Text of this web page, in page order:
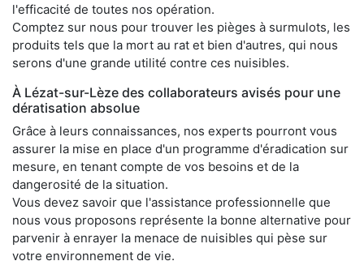
l'efficacité de toutes nos opération.
Comptez sur nous pour trouver les pièges à surmulots, les
produits tels que la mort au rat et bien d'autres, qui nous
serons d'une grande utilité contre ces nuisibles.
À Lézat-sur-Lèze des collaborateurs avisés pour une
dératisation absolue
Grâce à leurs connaissances, nos experts pourront vous
assurer la mise en place d'un programme d'éradication sur
mesure, en tenant compte de vos besoins et de la
dangerosité de la situation.
Vous devez savoir que l'assistance professionnelle que
nous vous proposons représente la bonne alternative pour
parvenir à enrayer la menace de nuisibles qui pèse sur
votre environnement de vie.